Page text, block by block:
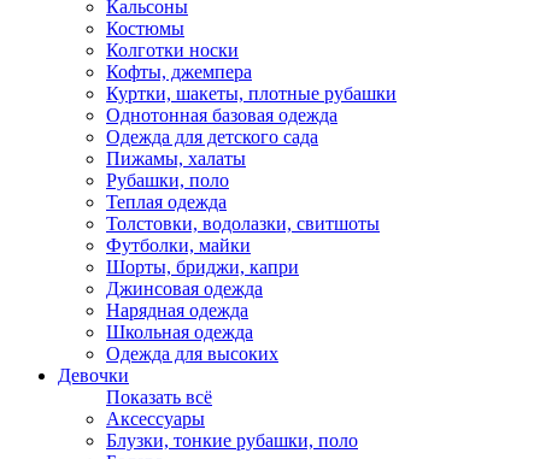
Кальсоны
Костюмы
Колготки носки
Кофты, джемпера
Куртки, шакеты, плотные рубашки
Однотонная базовая одежда
Одежда для детского сада
Пижамы, халаты
Рубашки, поло
Теплая одежда
Толстовки, водолазки, свитшоты
Футболки, майки
Шорты, бриджи, капри
Джинсовая одежда
Нарядная одежда
Школьная одежда
Одежда для высоких
Девочки
Показать всё
Аксессуары
Блузки, тонкие рубашки, поло